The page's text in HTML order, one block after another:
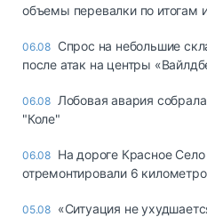
объемы перевалки по итогам
06.08 Спрос на небольшие
после атак на центры
06.08 Лобовая авария
"Коле"
06.08 На дороге Красное Село
отремонтировали 6
05.08 «Ситуация не